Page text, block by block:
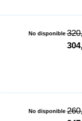
No disponible
No disponible